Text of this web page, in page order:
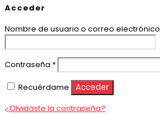
Acceder
Nombre de usuario o correo electrónico
Contraseña *Obligatorio
Recuérdame
Acceder
¿Olvidaste la contraseña?